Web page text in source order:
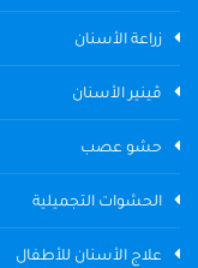
زراعة الأسنان
ڤينير الأسنان
حشو عصب
الحشوات التجميلية
علاج الأسنان للأطفال